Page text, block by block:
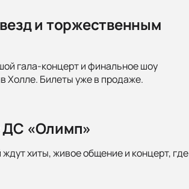
и торжественным
гала-концерт и финальное шоу
Холле. Билеты уже в продаже.
ДС «Олимп»
хиты, живое общение и концерт, где